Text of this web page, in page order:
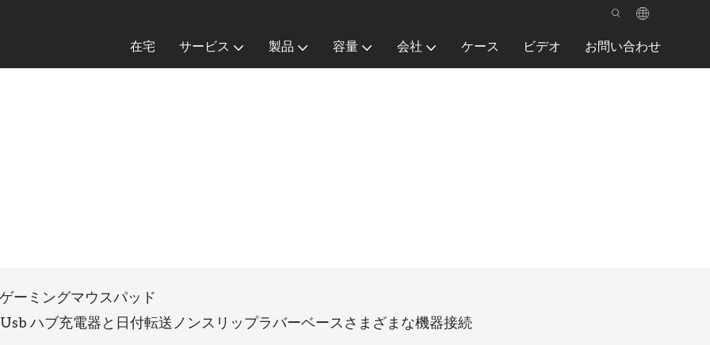
在宅 サービス 製品 容量 会社 ケース ビデオ お問い合わせ
ゲーミングマウスパッド
ハブ充電器と日付転送ノンスリップラバーベースさまざまな機器接続